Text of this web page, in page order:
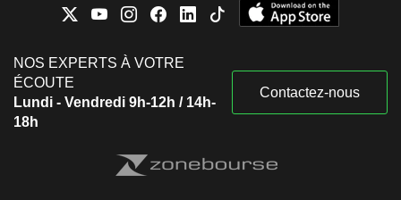
NOS EXPERTS À VOTRE
ÉCOUTE
Lundi - Vendredi 9h-12h / 14h-
18h
Contactez-nous